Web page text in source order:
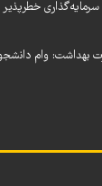
بهداشت: وام